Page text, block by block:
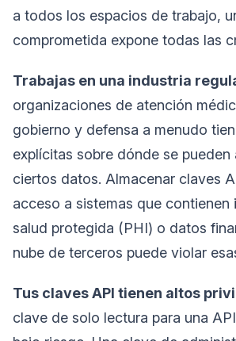
a todos los espacios de trabajo,
comprometida expone todas las
Trabajas en una industria
organizaciones de atención
gobierno y defensa a menudo
explícitas sobre dónde se pueden
ciertos datos. Almacenar claves
acceso a sistemas que contienen
salud protegida (PHI) o datos
nube de terceros puede violar
Tus claves API tienen altos
clave de solo lectura para una